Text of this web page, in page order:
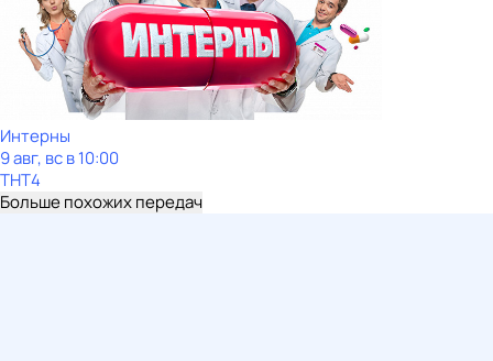
Интерны
9 авг, вс в 10:00
ТНТ4
Больше похожих передач